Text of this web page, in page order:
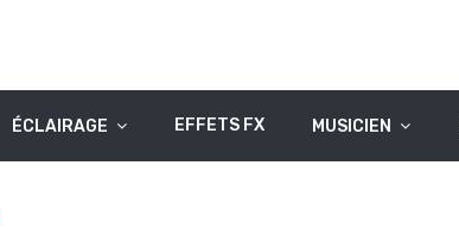
ÉCLAIRAGE EFFETS FX MUSICIEN